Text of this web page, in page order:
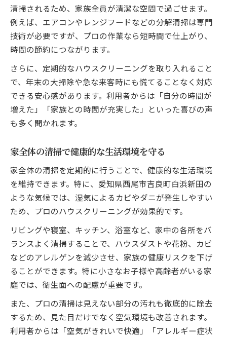
清掃されるため、家族全員が清潔な空間で過ごせます。
例えば、エアコンやレンジフードなどの分解清掃は専門
技術が必要ですが、プロの作業なら短時間で仕上がり、
時間の節約につながります。
さらに、定期的なハウスクリーニングを取り入れること
で、年末の大掃除や急な来客時にも慌てることなく対応
できる安心感があります。利用者からは「自分の時間が
増えた」「家族との時間が充実した」といった喜びの声
も多く聞かれます。
家全体の清掃で健康的な生活環境を守る
家全体の清掃を定期的に行うことで、健康的な生活環境
を維持できます。特に、愛知県西尾市吉良町白浜新田の
ような気候では、湿気によるカビやダニが発生しやすい
ため、プロのハウスクリーニングが効果的です。
リビングや寝室、キッチン、浴室など、家中の各所をバ
ランスよく清掃することで、ハウスダストや花粉、カビ
などのアレルゲンを減少させ、家族の健康リスクを下げ
ることができます。特に小さなお子様や高齢者がいる家
庭では、衛生面への配慮が重要です。
また、プロの清掃は見えない部分の汚れも徹底的に除去
するため、見た目だけでなく空気環境も改善されます。
利用者からは「空気がきれいで快適」「アレルギー症状